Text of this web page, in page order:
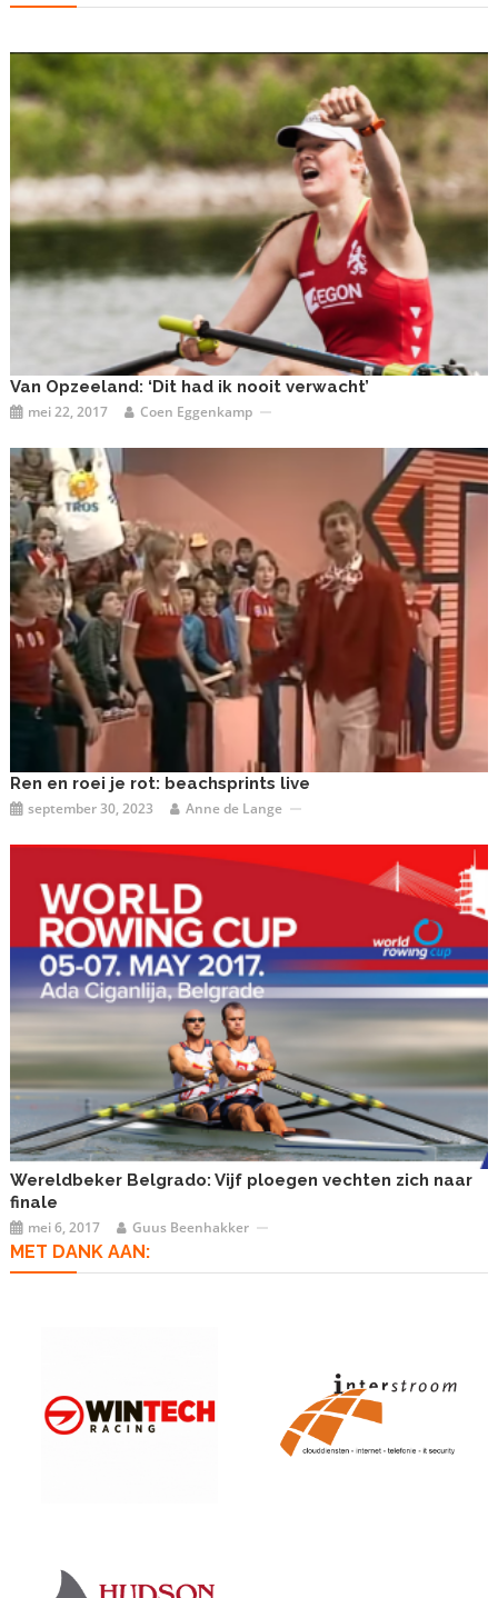
Van Opzeeland: ‘Dit had ik nooit verwacht’
mei 22, 2017 Coen Eggenkamp
Ren en roei je rot: beachsprints live
september 30, 2023 Anne de Lange
Wereldbeker Belgrado: Vijf ploegen vechten zich naar
finale
mei 6, 2017 Guus Beenhakker
MET DANK AAN: